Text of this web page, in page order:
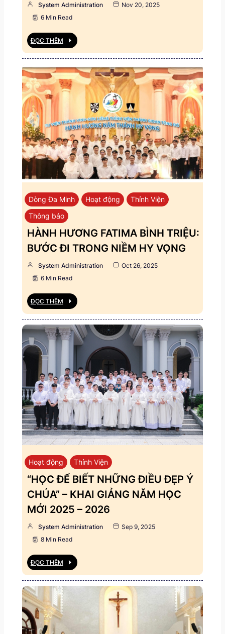
System Administration
Nov 20, 2025
6 Min Read
ĐỌC THÊM
Dòng Đa Minh Hoạt động
Thỉnh Viện
Thông báo
HÀNH HƯƠNG FATIMA BÌNH TRIỆU:
BƯỚC ĐI TRONG NIỀM HY VỌNG
System Administration
Oct 26, 2025
6 Min Read
ĐỌC THÊM
Hoạt động Thỉnh Viện
“HỌC ĐỂ BIẾT NHỮNG ĐIỀU ĐẸP Ý
CHÚA” – KHAI GIẢNG NĂM HỌC
MỚI 2025 – 2026
System Administration
Sep 9, 2025
8 Min Read
ĐỌC THÊM